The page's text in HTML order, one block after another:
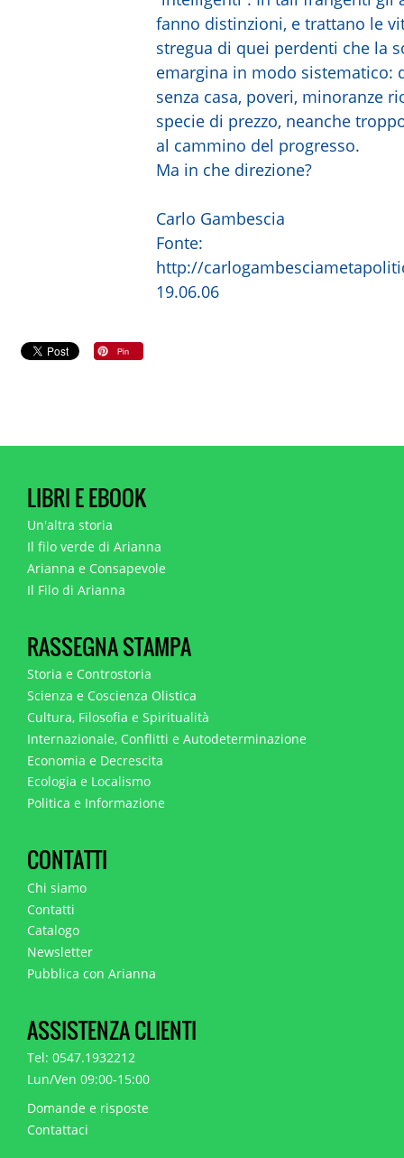
fanno distinzioni, e trattano le
stregua di quei perdenti che la
emargina in modo sistematico:
senza casa, poveri, minoranze
specie di prezzo, neanche
al cammino del progresso.
Ma in che direzione?
Carlo Gambescia
Fonte:
http://
19.06.06
LIBRI E EBOOK
Un'altra storia
Il filo verde di Arianna
Arianna e Consapevole
Il Filo di Arianna
RASSEGNA STAMPA
Storia e Controstoria
Scienza e Coscienza Olistica
Cultura, Filosofia e Spiritualità
Internazionale, Conflitti e Autodeterminazione
Economia e Decrescita
Ecologia e Localismo
Politica e Informazione
CONTATTI
Chi siamo
Contatti
Catalogo
Newsletter
Pubblica con Arianna
ASSISTENZA CLIENTI
Tel: 0547.1932212
Lun/Ven 09:00-15:00
Domande e risposte
Contattaci